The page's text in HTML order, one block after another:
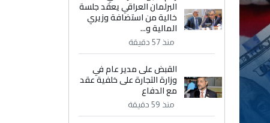
البرلمان العراقي يعقد جلسة
خالية من استضافة وزيري
المالية و...
منذ 57 دقيقة
القبض على مدير عام في
وزارة التجارة على خلفية عقد
مع الدفاع
منذ 59 دقيقة